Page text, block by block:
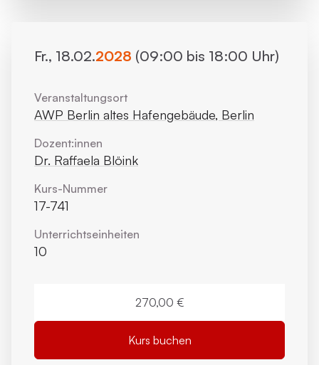
Fr., 18.02.2028 (09:00 bis 18:00 Uhr)
Veranstaltungsort
AWP Berlin altes Hafengebäude, Berlin
Dozent:innen
Dr. Raffaela Blöink
Kurs-Nummer
17-741
Unterrichts­einheiten
10
270,00 €
Kurs buchen